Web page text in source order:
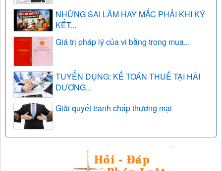
NHỮNG SAI LẦM HAY MẮC PHẢI KHI KÝ
KẾT...
Giá trị pháp lý của vi bằng trong mua...
TUYỂN DỤNG: KẾ TOÁN THUẾ TẠI HẢI
DƯƠNG...
Giải quyết tranh chấp thương mại